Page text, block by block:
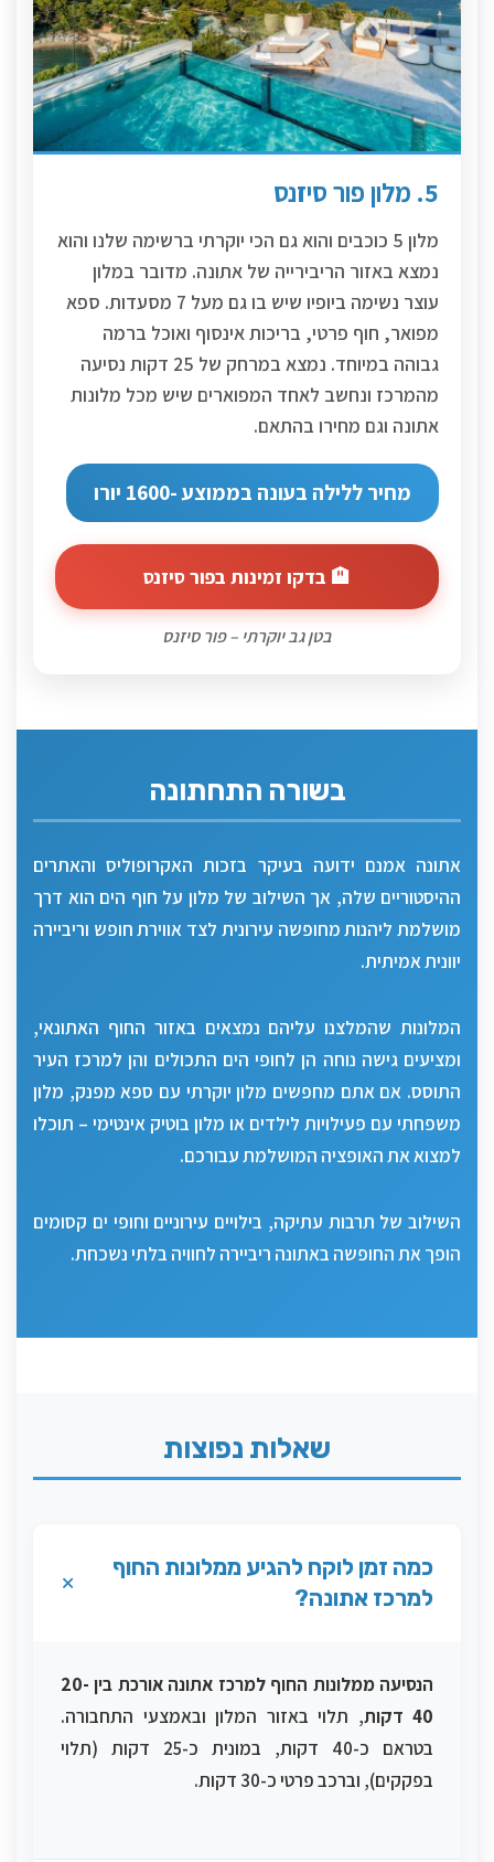
5. מלון פור סיזנס
מלון 5 כוכבים והוא גם הכי יוקרתי ברשימה שלנו והוא
נמצא באזור הריבירייה של אתונה. מדובר במלון
עוצר נשימה ביופיו שיש בו גם מעל 7 מסעדות. ספא
מפואר, חוף פרטי, בריכות אינסוף ואוכל ברמה
גבוהה במיוחד. נמצא במרחק של 25 דקות נסיעה
מהמרכז ונחשב לאחד המפוארים שיש מכל מלונות
אתונה וגם מחירו בהתאם.
מחיר ללילה בעונה בממוצע -1600 יורו
🏨 בדקו זמינות בפור סיזנס
בטן גב יוקרתי – פור סיזנס
בשורה התחתונה
אתונה אמנם ידועה בעיקר בזכות האקרופוליס והאתרים
ההיסטוריים שלה, אך השילוב של מלון על חוף הים הוא דרך
מושלמת ליהנות מחופשה עירונית לצד אווירת חופש וריביירה
יוונית אמיתית.
המלונות שהמלצנו עליהם נמצאים באזור החוף האתונאי,
ומציעים גישה נוחה הן לחופי הים התכולים והן למרכז העיר
התוסס. אם אתם מחפשים מלון יוקרתי עם ספא מפנק, מלון
משפחתי עם פעילויות לילדים או מלון בוטיק אינטימי – תוכלו
למצוא את האופציה המושלמת עבורכם.
השילוב של תרבות עתיקה, בילויים עירוניים וחופי ים קסומים
הופך את החופשה באתונה ריביירה לחוויה בלתי נשכחת.
שאלות נפוצות
כמה זמן לוקח להגיע ממלונות החוף
למרכז אתונה?
+
הנסיעה ממלונות החוף למרכז אתונה אורכת בין 20-
40 דקות
, תלוי באזור המלון ובאמצעי התחבורה.
בטראם כ-40 דקות, במונית כ-25 דקות (תלוי
בפקקים), וברכב פרטי כ-30 דקות.